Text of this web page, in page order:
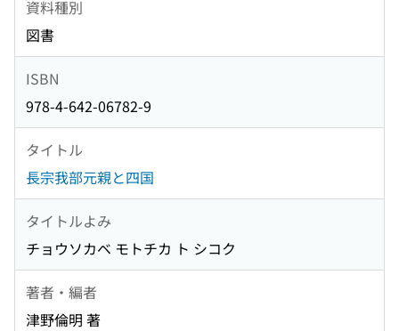
資料種別
図書
ISBN
978-4-642-06782-9
タイトル
長宗我部元親と四国
タイトルよみ
チョウソカベ モトチカ ト シコク
著者・編者
津野倫明 著